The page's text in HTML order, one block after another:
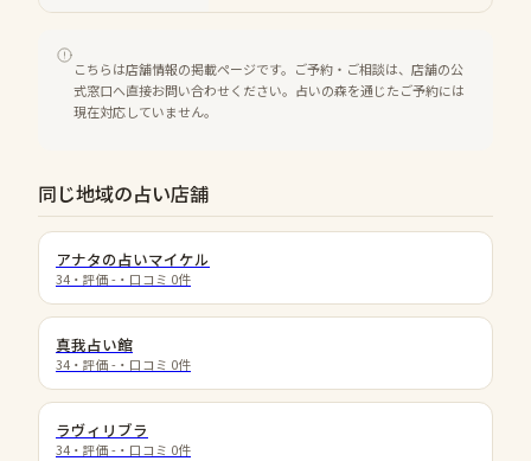
こちらは店舗情報の掲載ページです。ご予約・ご相談は、店舗の公
式窓口へ直接お問い合わせください。占いの森を通じたご予約には
現在対応していません。
同じ地域の占い店舗
アナタの占いマイケル
34 ・評価 - ・口コミ 0件
真我占い館
34 ・評価 - ・口コミ 0件
ラヴィリブラ
34 ・評価 - ・口コミ 0件